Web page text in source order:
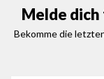
Melde
Bekomme die